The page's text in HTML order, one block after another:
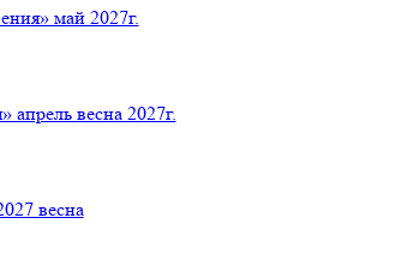
май 2027г.
весна 2027г.
весна